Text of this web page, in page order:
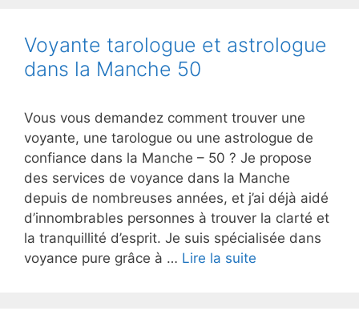
Voyante tarologue et astrologue
dans la Manche 50
Vous vous demandez comment trouver une
voyante, une tarologue ou une astrologue de
confiance dans la Manche – 50 ? Je propose
des services de voyance dans la Manche
depuis de nombreuses années, et j’ai déjà aidé
d’innombrables personnes à trouver la clarté et
la tranquillité d’esprit. Je suis spécialisée dans
voyance pure grâce à … Lire la suite